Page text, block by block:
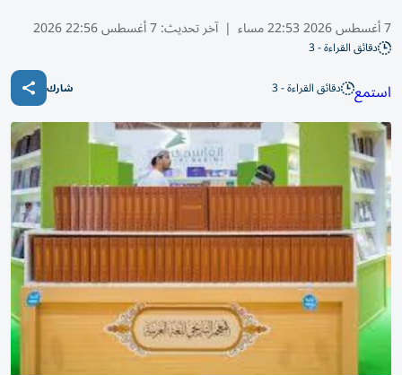
7 أغسطس 2026 22:53 مساء | آخر تحديث:7 أغسطس 22:56 2026
دقائق القراءة - 3
استمع دقائق القراءة - 3 شارك